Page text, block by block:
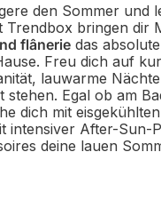
den Sommer und
Trendbox bringen dir
flânerie das
Freu dich auf
lauwarme
stehen. Egal ob am
dich mit
intensiver After-Sun-
deine lauen